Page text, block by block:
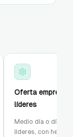
Oferta
líderes
Medio día o día
líderes, con